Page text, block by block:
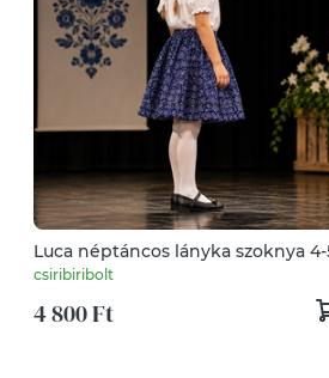
Luca néptáncos lányka szoknya 4-
évesnek
csiribiribolt
4 800 Ft